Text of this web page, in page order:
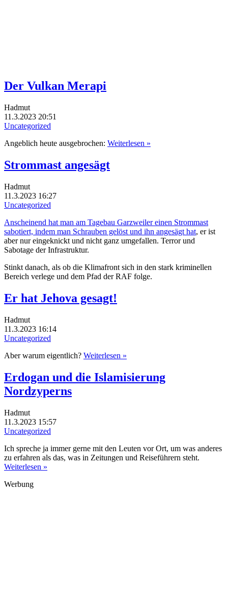
Der Vulkan Merapi
Hadmut
11.3.2023 20:51
Uncategorized
Angeblich heute ausgebrochen: Weiterlesen »
Strommast angesägt
Hadmut
11.3.2023 16:27
Uncategorized
Anscheinend hat man am Tagebau Garzweiler einen Strommast
sabotiert, indem man Schrauben gelöst und ihn angesägt hat, er ist
aber nur eingeknickt und nicht ganz umgefallen. Terror und
Sabotage der Infrastruktur.
Stinkt danach, als ob die Klimafront sich in den stark kriminellen
Bereich verlege und dem Pfad der RAF folge.
Er hat Jehova gesagt!
Hadmut
11.3.2023 16:14
Uncategorized
Aber warum eigentlich? Weiterlesen »
Erdogan und die Islamisierung
Nordzyperns
Hadmut
11.3.2023 15:57
Uncategorized
Ich spreche ja immer gerne mit den Leuten vor Ort, um was anderes
zu erfahren als das, was in Zeitungen und Reiseführern steht.
Weiterlesen »
Werbung